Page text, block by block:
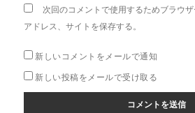
次回のコメントで使用するためブラウ
アドレス、サイトを保存する。
新しいコメントをメールで通知
新しい投稿をメールで受け取る